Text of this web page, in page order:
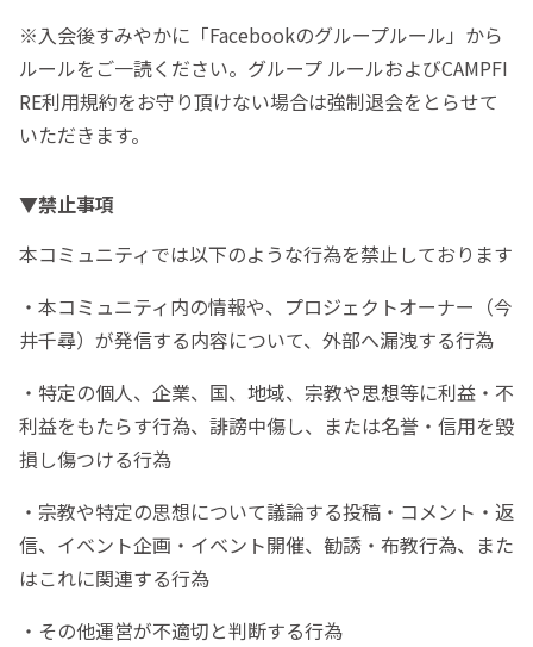
※入会後すみやかに「Facebookのグループルール」から
ルールをご一読ください。グループ ルールおよびCAMPFI
RE利用規約をお守り頂けない場合は強制退会をとらせて
いただきます。
▼禁止事項
本コミュニティでは以下のような行為を禁止しております
・本コミュニティ内の情報や、プロジェクトオーナー（今
井千尋）が発信する内容について、外部へ漏洩する行為
・特定の個人、企業、国、地域、宗教や思想等に利益・不
利益をもたらす行為、誹謗中傷し、または名誉・信用を毀
損し傷つける行為
・宗教や特定の思想について議論する投稿・コメント・返
信、イベント企画・イベント開催、勧誘・布教行為、また
はこれに関連する行為
・その他運営が不適切と判断する行為